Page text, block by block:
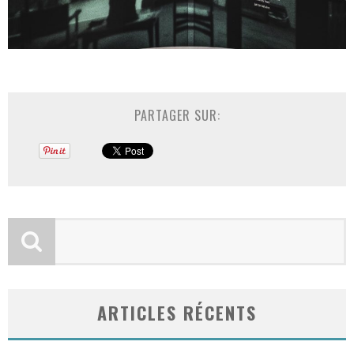
PARTAGER SUR:
ARTICLES RÉCENTS